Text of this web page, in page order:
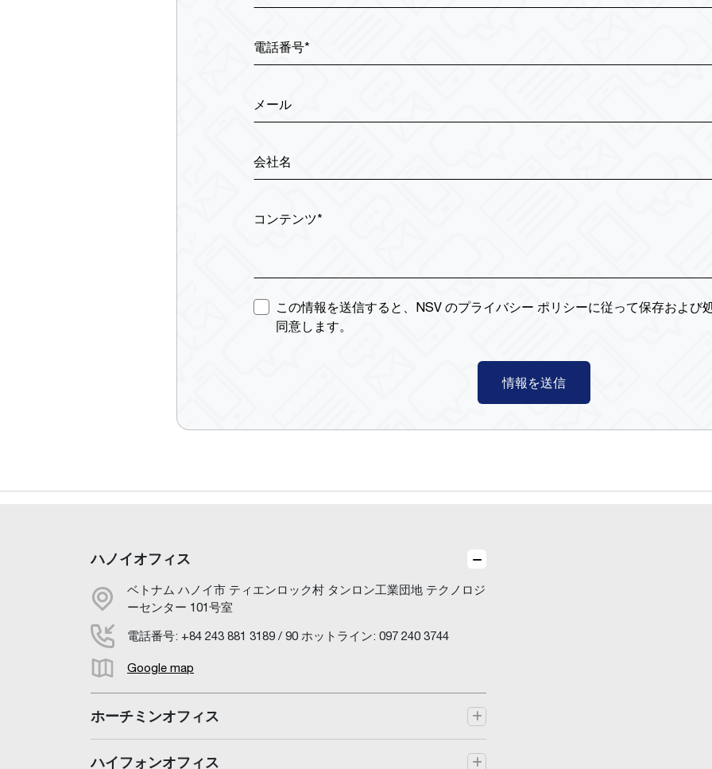
電話番号*
メール
会社名
コンテンツ*
この情報を送信すると、NSV のプライバシー ポリシーに従って保存および
同意します。
情報を送信
ハノイオフィス
ベトナム ハノイ市 ティエンロック村 タンロン工業団地 テクノロジ
ーセンター 101号室
電話番号: +84 243 881 3189 / 90 ホットライン: 097 240 3744
Google map
ホーチミンオフィス
ハイフォンオフィス